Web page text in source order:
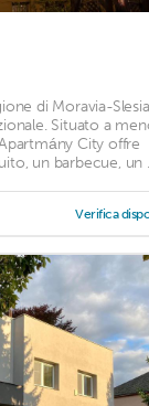
di Moravia-
Situato a
City offre
un barbecue, un
Verifica